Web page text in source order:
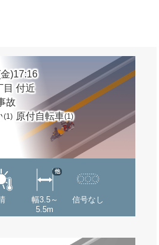
)17:16
目 付近
故
(1) 原付自転車(1)
幅3.5～
5.5m
他
信号なし